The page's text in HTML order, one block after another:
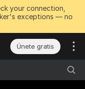
your connection,
exceptions — no
Únete gratis